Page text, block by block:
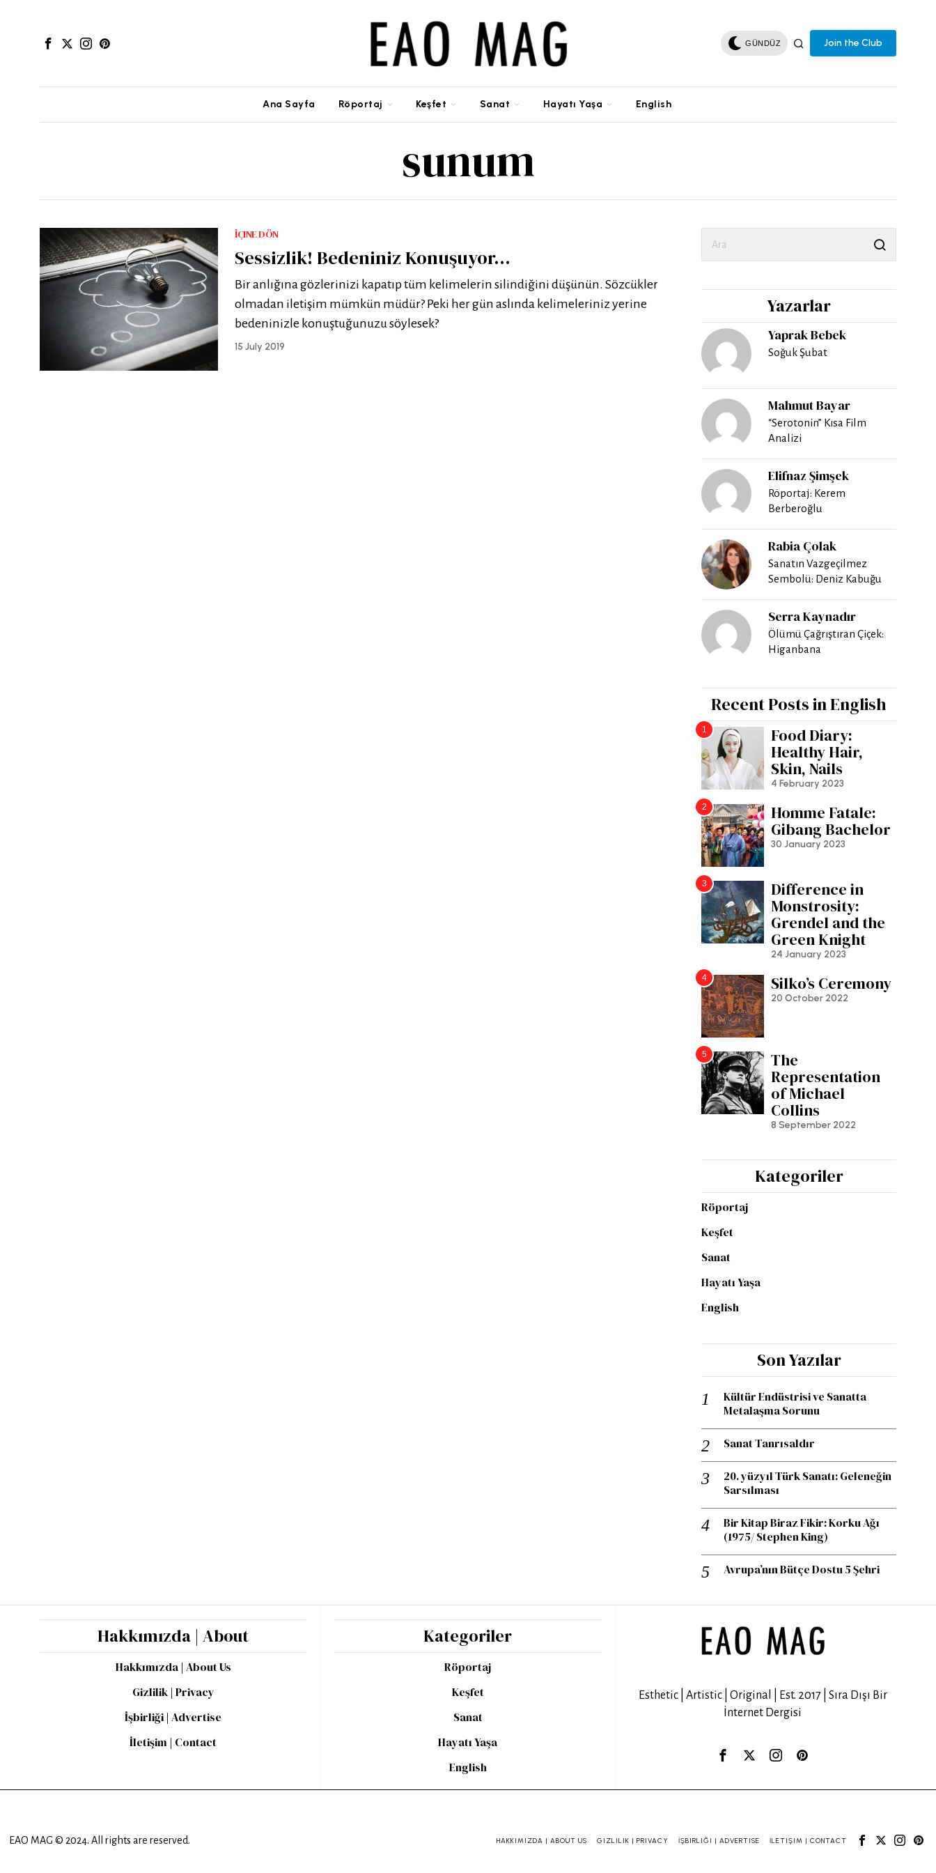
GÜNDÜZ Join the Club
Ana Sayfa Röportaj Keşfet Sanat Hayatı Yaşa English
sunum
İÇINE DÖN
Sessizlik! Bedeniniz Konuşuyor…
Bir anlığına gözlerinizi kapatıp tüm kelimelerin silindiğini düşünün. Sözcükler
olmadan iletişim mümkün müdür? Peki her gün aslında kelimeleriniz yerine
bedeninizle konuştuğunuzu söylesek?
15 July 2019
Yazarlar
Yaprak Bebek
Soğuk Şubat
Mahmut Bayar
“Serotonin” Kısa Film
Analizi
Elifnaz Şimşek
Röportaj: Kerem
Berberoğlu
Rabia Çolak
Sanatın Vazgeçilmez
Sembolü: Deniz Kabuğu
Serra Kaynadır
Ölümü Çağrıştıran Çiçek:
Higanbana
Recent Posts in English
1
Food Diary:
Healthy Hair,
Skin, Nails
4 February 2023
2
Homme Fatale:
Gibang Bachelor
30 January 2023
3
Difference in
Monstrosity:
Grendel and the
Green Knight
24 January 2023
4 Silko’s Ceremony
20 October 2022
5
The
Representation
of Michael
Collins
8 September 2022
Kategoriler
Röportaj
Keşfet
Sanat
Hayatı Yaşa
English
Son Yazılar
Kültür Endüstrisi ve Sanatta
Metalaşma Sorunu
Sanat Tanrısaldır
20. yüzyıl Türk Sanatı: Geleneğin
Sarsılması
Bir Kitap Biraz Fikir: Korku Ağı
(1975/ Stephen King)
Avrupa’nın Bütçe Dostu 5 Şehri
Hakkımızda | About
Hakkımızda | About Us
Gizlilik | Privacy
İşbirliği | Advertise
İletişim | Contact
Kategoriler
Röportaj
Keşfet
Sanat
Hayatı Yaşa
English
Esthetic | Artistic | Original | Est. 2017 | Sıra Dışı Bir
İnternet Dergisi
EAO MAG © 2024. All rights are reserved. HAKKIMIZDA | ABOUT US GIZLILIK | PRIVACY İŞBIRLIĞI | ADVERTISE İLETIŞIM | CONTACT